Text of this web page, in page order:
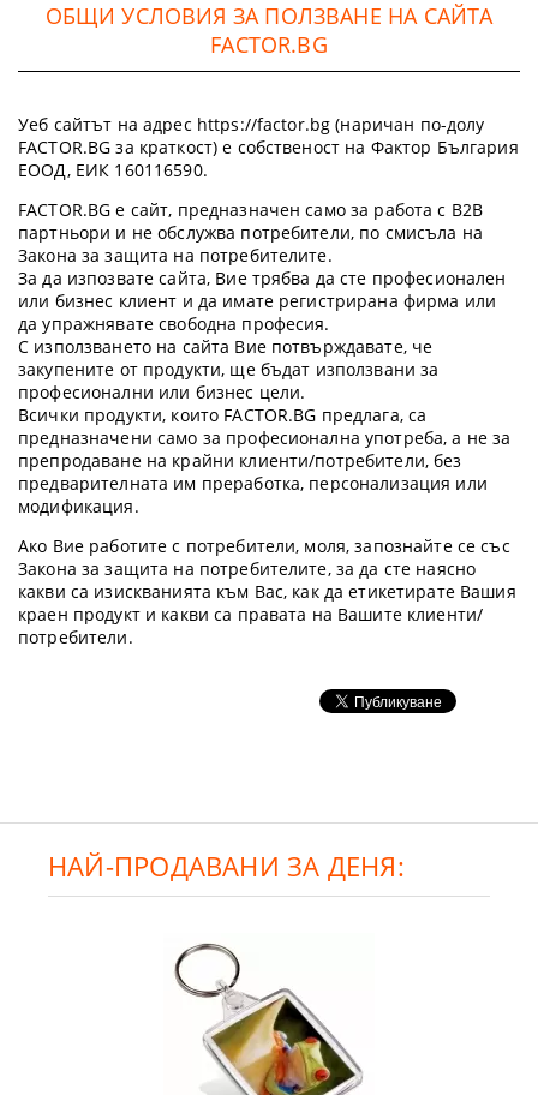
ОБЩИ УСЛОВИЯ ЗА ПОЛЗВАНЕ НА САЙТА
FACTOR.BG
Уеб сайтът на адрес https://factor.bg (наричан по-долу
FACTOR.BG за краткост) е собственост на Фактор България
ЕООД, ЕИК 160116590.
FACTOR.BG е сайт, предназначен само за работа с B2B
партньори и не обслужва потребители, по смисъла на
Закона за защита на потребителите.
За да изпозвате сайта, Вие трябва да сте професионален
или бизнес клиент и да имате регистрирана фирма или
да упражнявате свободна професия.
С използването на сайта Вие потвърждавате, че
закупените от продукти, ще бъдат използвани за
професионални или бизнес цели.
Всички продукти, които FACTOR.BG предлага, са
предназначени само за професионална употреба, а не за
препродаване на крайни клиенти/потребители, без
предварителната им преработка, персонализация или
модификация.
Ако Вие работите с потребители, моля, запознайте се със
Закона за защита на потребителите, за да сте наясно
какви са изискванията към Вас, как да етикетирате Вашия
краен продукт и какви са правата на Вашите клиенти/
потребители.
НАЙ-ПРОДАВАНИ ЗА ДЕНЯ: